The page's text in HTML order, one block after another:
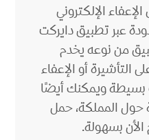
الإلكتروني
عبر تطبيق دايركت
من نوعه يخدم
أو الإعفاء
بسيطة ويمكنك أيضًا
حول المملكة، حمل
بسهولة.